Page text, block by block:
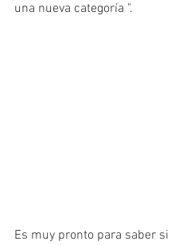
una nueva categoría ".
Es muy pronto para saber si